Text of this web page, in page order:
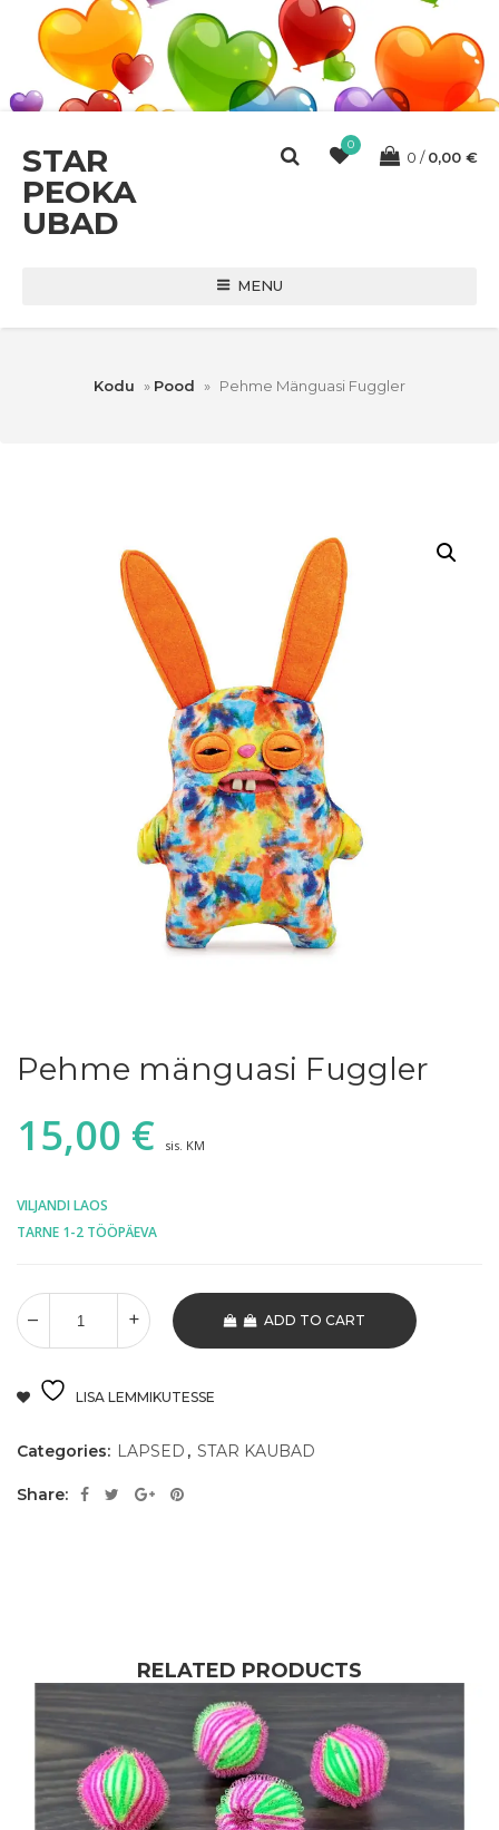
STAR
PEOKA
UBAD
0
0 0,00 €
MENU
Kodu » Pood » Pehme Mänguasi Fuggler
Pehme mänguasi Fuggler
15,00 € sis. KM
VILJANDI LAOS
TARNE 1-2 TÖÖPÄEVA
ADD TO CART
LISA LEMMIKUTESSE
Categories: LAPSED , STAR KAUBAD
Share:
RELATED PRODUCTS